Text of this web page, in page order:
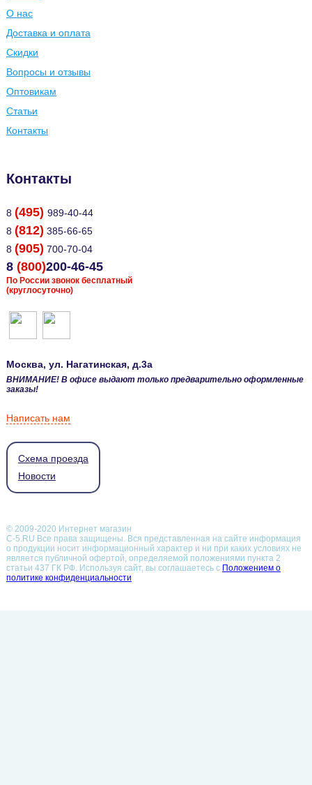
О нас
Доставка и оплата
Скидки
Вопросы и отзывы
Оптовикам
Статьи
Контакты
Контакты
8 (495) 989-40-44
8 (812) 385-66-65
8 (905) 700-70-04
8 (800)200-46-45
По России звонок бесплатный
(круглосуточно)
Москва, ул. Нагатинская, д.3а
ВНИМАНИЕ! В офисе выдают только предварительно оформленные
заказы!
Написать нам
Схема проезда
Новости
© 2009-2020 Интернет магазин
С-5.RU Все права защищены. Вся представленная на сайте информация
о продукции носит информационный характер и ни при каких условиях не
является публичной офертой, определяемой положениями пункта 2
статьи 437 ГК РФ.Используя сайт, вы соглашаетесь с Положением о
политике конфиденциальности